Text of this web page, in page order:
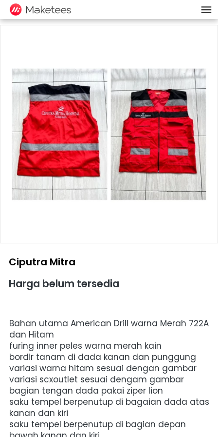
Ciputra Mitra
Harga belum tersedia
Bahan utama American Drill warna Merah 722A
dan Hitam
furing inner peles warna merah kain
bordir tanam di dada kanan dan punggung
variasi warna hitam sesuai dengan gambar
variasi scxoutlet sesuai dengam gambar
bagian tengan dada pakai ziper lion
kanan dan kiri
saku tempel berpenutup di bagian depan